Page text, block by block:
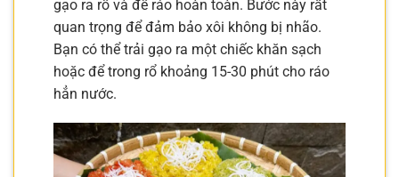
gạo ra rổ và để ráo hoàn toàn. Bước này rất
quan trọng để đảm bảo xôi không bị nhão.
Bạn có thể trải gạo ra một chiếc khăn sạch
hoặc để trong rổ khoảng 15-30 phút cho ráo
hẳn nước.